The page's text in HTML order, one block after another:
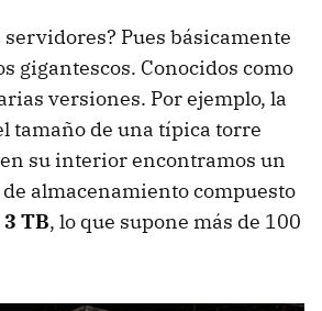
servidores? Pues básicamente
gigantescos. Conocidos como
versiones. Por ejemplo, la
tamaño de una típica torre
su interior encontramos un
almacenamiento compuesto
TB, lo que supone más de 100